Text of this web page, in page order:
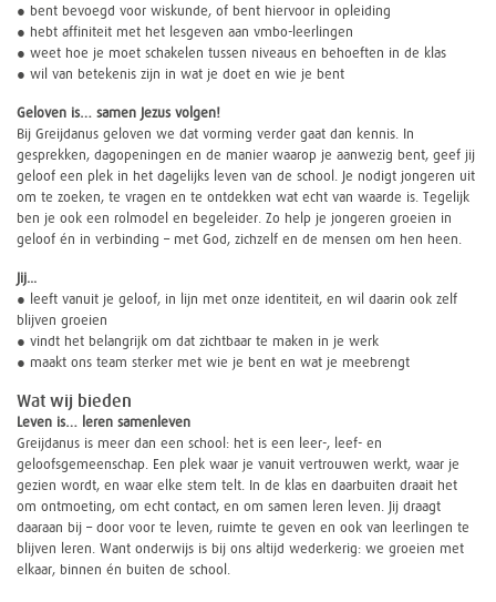
● bent bevoegd voor wiskunde, of bent hiervoor in opleiding
● hebt affiniteit met het lesgeven aan vmbo-leerlingen
● weet hoe je moet schakelen tussen niveaus en behoeften in de klas
● wil van betekenis zijn in wat je doet en wie je bent
Geloven is… samen Jezus volgen!
Bij Greijdanus geloven we dat vorming verder gaat dan kennis. In
gesprekken, dagopeningen en de manier waarop je aanwezig bent, geef jij
geloof een plek in het dagelijks leven van de school. Je nodigt jongeren uit
om te zoeken, te vragen en te ontdekken wat echt van waarde is. Tegelijk
ben je ook een rolmodel en begeleider. Zo help je jongeren groeien in
geloof én in verbinding – met God, zichzelf en de mensen om hen heen.
Jij...
● leeft vanuit je geloof, in lijn met onze identiteit, en wil daarin ook zelf
blijven groeien
● vindt het belangrijk om dat zichtbaar te maken in je werk
● maakt ons team sterker met wie je bent en wat je meebrengt
Wat wij bieden
Leven is… leren samenleven
Greijdanus is meer dan een school: het is een leer-, leef- en
geloofsgemeenschap. Een plek waar je vanuit vertrouwen werkt, waar je
gezien wordt, en waar elke stem telt. In de klas en daarbuiten draait het
om ontmoeting, om echt contact, en om samen leren leven. Jij draagt
daaraan bij – door voor te leven, ruimte te geven en ook van leerlingen te
blijven leren. Want onderwijs is bij ons altijd wederkerig: we groeien met
elkaar, binnen én buiten de school.